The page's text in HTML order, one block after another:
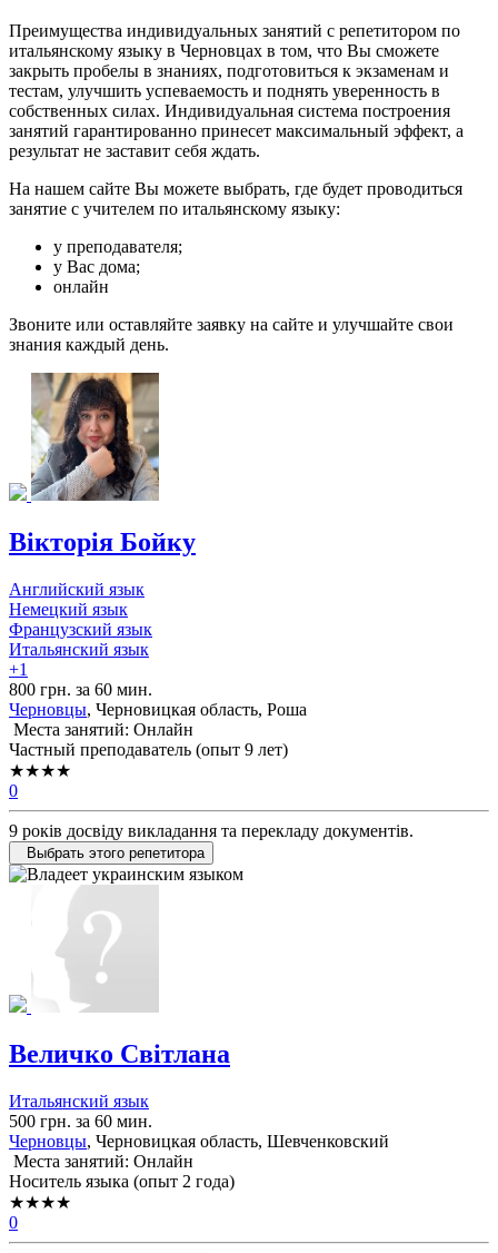
Преимущества индивидуальных занятий с репетитором по
итальянскому языку в Черновцах в том, что Вы сможете
закрыть пробелы в знаниях, подготовиться к экзаменам и
тестам, улучшить успеваемость и поднять уверенность в
собственных силах. Индивидуальная система построения
занятий гарантированно принесет максимальный эффект, а
результат не заставит себя ждать.
На нашем сайте Вы можете выбрать, где будет проводиться
занятие с учителем по итальянскому языку:
у преподавателя;
у Вас дома;
онлайн
Звоните или оставляйте заявку на сайте и улучшайте свои
знания каждый день.
Вікторія Бойку
Английский язык
Немецкий язык
Французский язык
Итальянский язык
+1
800 грн. за 60 мин.
Черновцы, Черновицкая область, Роша
Места занятий: Онлайн
Частный преподаватель (опыт 9 лет)
★★★★
0
9 років досвіду викладання та перекладу документів.
Выбрать этого репетитора
Величко Світлана
Итальянский язык
500 грн. за 60 мин.
Черновцы, Черновицкая область, Шевченковский
Места занятий: Онлайн
Носитель языка (опыт 2 года)
★★★★
0